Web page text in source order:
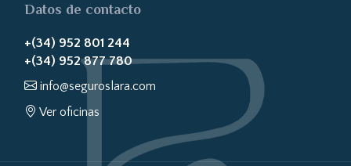
Datos de contacto
+(34) 952 801 244
+(34) 952 877 780
info@seguroslara.com
Ver oficinas